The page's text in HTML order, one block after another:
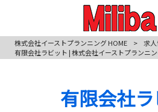
株式会社イーストプランニング HOME
> 求
有限会社ラビット | 株式会社イーストプランニ
有限会社